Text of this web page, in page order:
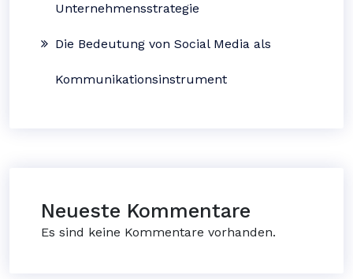
Unternehmensstrategie
Die Bedeutung von Social Media als
Kommunikationsinstrument
Neueste Kommentare
Es sind keine Kommentare vorhanden.